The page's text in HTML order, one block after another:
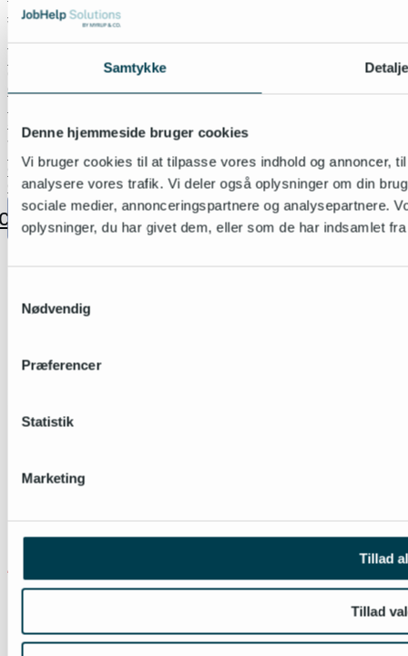
Samtykke
Denne hjemmeside bruger cookies
Vi bruger cookies til at tilpasse vores indhold og annoncer,
analysere vores trafik. Vi deler også oplysninger om din
sociale medier, annonceringspartnere og analysepartnere.
oplysninger, du har givet dem, eller som de har indsamlet
Nødvendig
Præferencer
Statistik
Marketing
Tillad
Tillad
Læringsvideoer
Viden
Om JobHelp Solutions
Jura
Privatlivspolitik
Cookie- og databeskyttelse
Cookiedeklarationen
Linkedin